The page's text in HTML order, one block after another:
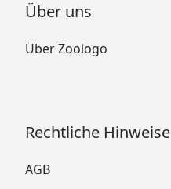
Über uns
Über Zoologo
Rechtliche Hinweise
AGB